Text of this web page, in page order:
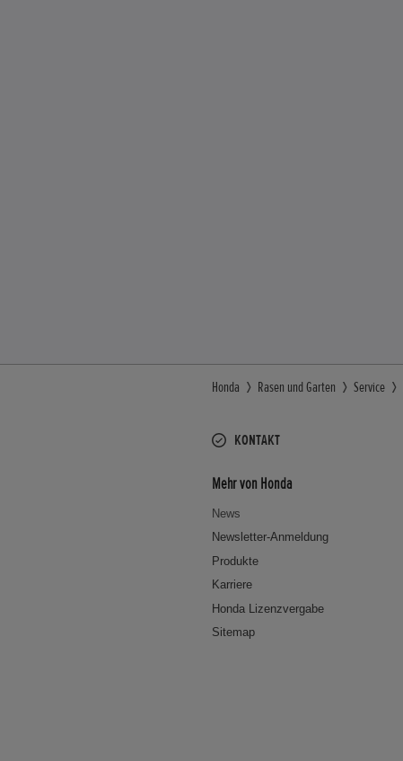
Honda Rasen und Garten Service
KONTAKT
Mehr von Honda
News
Newsletter-Anmeldung
Produkte
Karriere
Honda Lizenzvergabe
Sitemap